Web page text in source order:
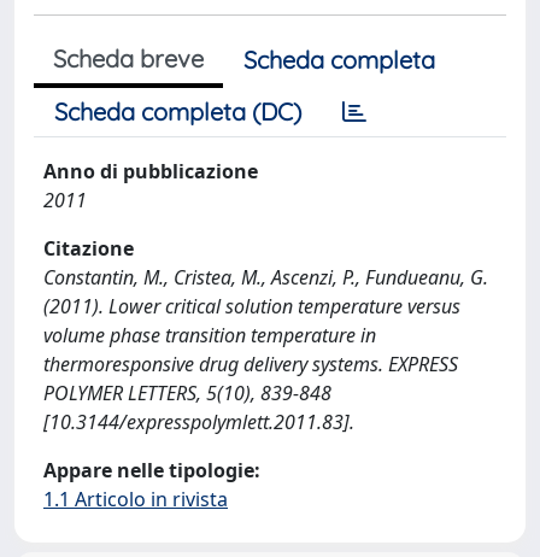
Scheda breve
Scheda completa
Scheda completa (DC)
Anno di pubblicazione
2011
Citazione
Constantin, M., Cristea, M., Ascenzi, P., Fundueanu, G.
(2011). Lower critical solution temperature versus
volume phase transition temperature in
thermoresponsive drug delivery systems. EXPRESS
POLYMER LETTERS, 5(10), 839-848
[10.3144/expresspolymlett.2011.83].
Appare nelle tipologie:
1.1 Articolo in rivista